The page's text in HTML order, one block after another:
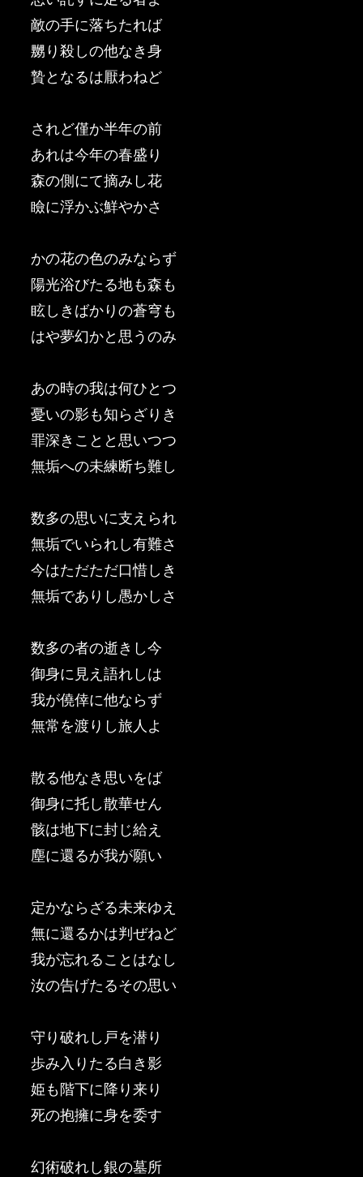
敵の手に落ちたれば
嬲り殺しの他なき身
贄となるは厭わねど
されど僅か半年の前
あれは今年の春盛り
森の側にて摘みし花
瞼に浮かぶ鮮やかさ
かの花の色のみならず
陽光浴びたる地も森も
眩しきばかりの蒼穹も
はや夢幻かと思うのみ
あの時の我は何ひとつ
憂いの影も知らざりき
罪深きことと思いつつ
無垢への未練断ち難し
数多の思いに支えられ
無垢でいられし有難さ
今はただただ口惜しき
無垢でありし愚かしさ
数多の者の逝きし今
御身に見え語れしは
我が僥倖に他ならず
無常を渡りし旅人よ
散る他なき思いをば
御身に托し散華せん
骸は地下に封じ給え
塵に還るが我が願い
定かならざる未来ゆえ
無に還るかは判ぜねど
我が忘れることはなし
汝の告げたるその思い
守り破れし戸を潜り
歩み入りたる白き影
姫も階下に降り来り
死の抱擁に身を委す
幻術破れし銀の墓所